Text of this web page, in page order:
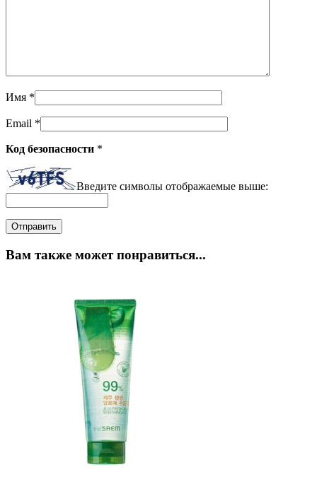
Имя *
Email *
Код безопасности *
Введите символы отображаемые выше:
Вам также может понравиться...